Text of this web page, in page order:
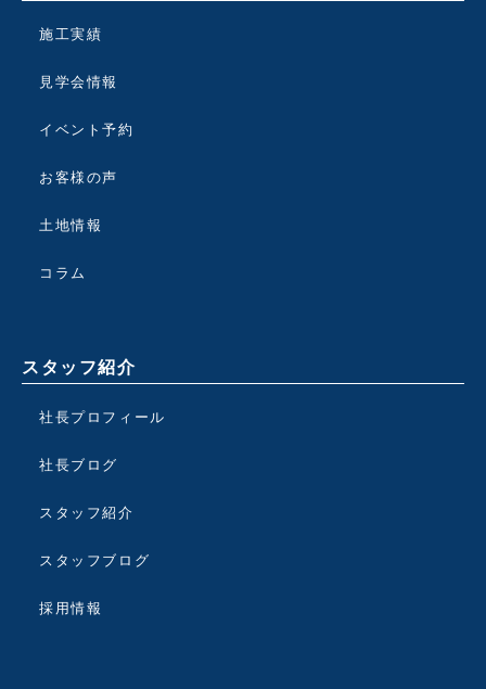
施工実績
見学会情報
イベント予約
お客様の声
土地情報
コラム
スタッフ紹介
社長プロフィール
社長ブログ
スタッフ紹介
スタッフブログ
採用情報